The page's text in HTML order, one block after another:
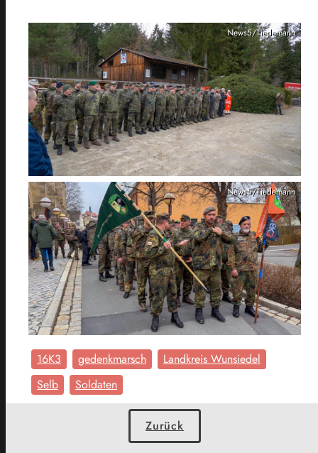
News5/Tiedemann
News5/Tiedemann
16K3 gedenkmarsch
Landkreis Wunsiedel
Selb
Soldaten
Zurück